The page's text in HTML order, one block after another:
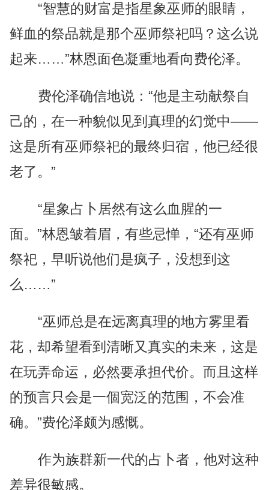
“智慧的财富是指星象巫师的眼睛，
鲜血的祭品就是那个巫师祭祀吗？这么说
起来……”林恩面色凝重地看向费伦泽。
费伦泽确信地说：“他是主动献祭自
己的，在一种貌似见到真理的幻觉中——
这是所有巫师祭祀的最终归宿，他已经很
老了。”
“星象占卜居然有这么血腥的一
面。”林恩皱着眉，有些忌惮，“还有巫师
祭祀，早听说他们是疯子，没想到这
么……”
“巫师总是在远离真理的地方雾里看
花，却希望看到清晰又真实的未来，这是
在玩弄命运，必然要承担代价。而且这样
的预言只会是一個宽泛的范围，不会准
确。”费伦泽颇为感慨。
作为族群新一代的占卜者，他对这种
差异很敏感。